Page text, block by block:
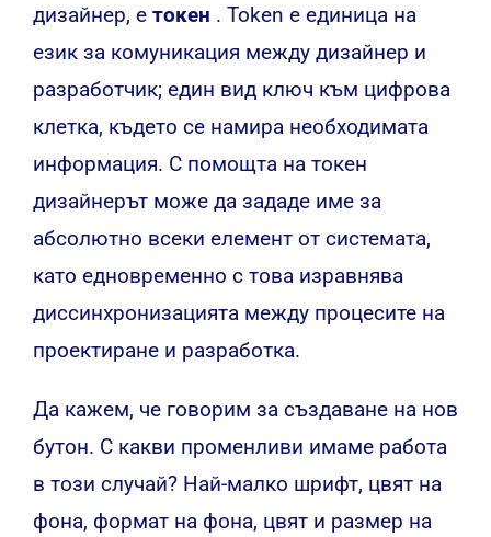
дизайнер, е токен . Token е единица на
език за комуникация между дизайнер и
разработчик; един вид ключ към цифрова
клетка, където се намира необходимата
информация. С помощта на токен
дизайнерът може да зададе име за
абсолютно всеки елемент от системата,
като едновременно с това изравнява
диссинхронизацията между процесите на
проектиране и разработка.
Да кажем, че говорим за създаване на нов
бутон. С какви променливи имаме работа
в този случай? Най-малко шрифт, цвят на
фона, формат на фона, цвят и размер на